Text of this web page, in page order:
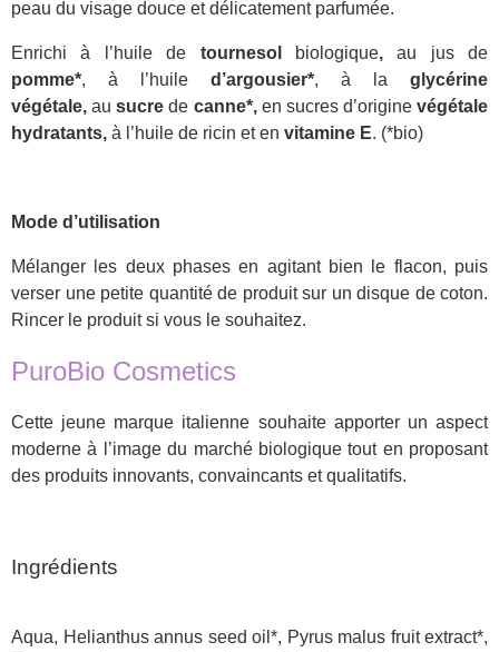
peau du visage douce et délicatement parfumée.
Enrichi à l’huile de tournesol biologique,au jus de
pomme*, à l’huile d’argousier*, à la glycérine
végétale, ausucre de canne*,en sucres d’origine végétale
hydratants, à l’huile de ricin et en vitamine E. (*bio)
Mode d’utilisation
Mélanger les deux phases en agitant bien le flacon, puis
verser une petite quantité de produit sur un disque de coton.
Rincer le produit si vous le souhaitez.
PuroBio Cosmetics
Cette jeune marque italienne souhaite apporter un aspect
moderne à l’image du marché biologique tout en proposant
des produits innovants, convaincants et qualitatifs.
Ingrédients
Aqua, Helianthus annus seed oil*, Pyrus malus fruit extract*,